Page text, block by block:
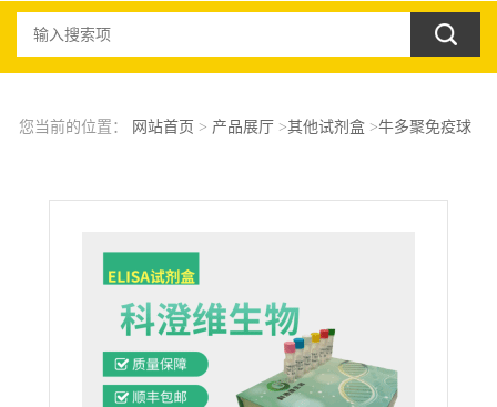
您当前的位置： 网站首页 > 产品展厅>其他试剂盒>牛多聚免疫球